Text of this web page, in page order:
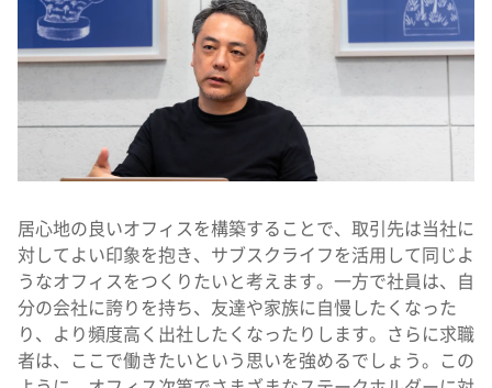
居心地の良いオフィスを構築することで、取引先は当社に
対してよい印象を抱き、サブスクライフを活用して同じよ
うなオフィスをつくりたいと考えます。一方で社員は、自
分の会社に誇りを持ち、友達や家族に自慢したくなった
り、より頻度高く出社したくなったりします。さらに求職
者は、ここで働きたいという思いを強めるでしょう。この